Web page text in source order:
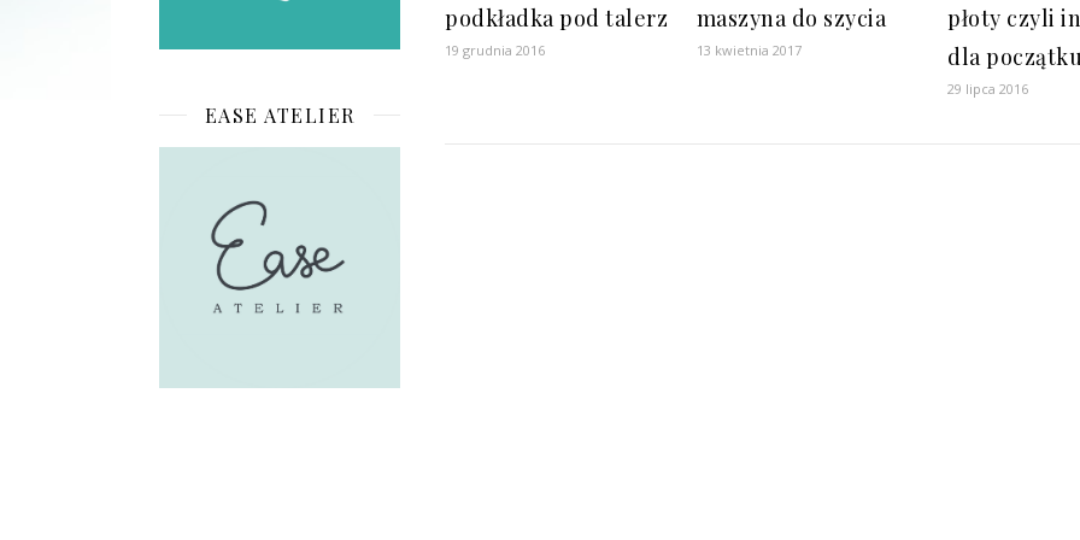
EASE ATELIER
podkładka pod talerz
19 grudnia 2016
maszyna do szycia
13 kwietnia 2017
płoty czyli
dla
29 lipca 2016